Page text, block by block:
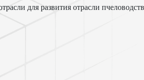
для развития отрасли
является актуальная проблема
ситуации и оказанию научно-